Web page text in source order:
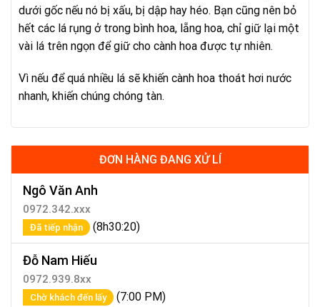
dưới gốc nếu nó bị xấu, bị dập hay héo. Bạn cũng nên bỏ
hết các lá rụng ở trong bình hoa, lẵng hoa, chỉ giữ lại một
vài lá trên ngọn để giữ cho cành hoa được tự nhiên.
Vì nếu để quá nhiều lá sẽ khiến cành hoa thoát hơi nước
nhanh, khiến chúng chóng tàn.
ĐƠN HÀNG ĐANG XỬ LÍ
Ngô Văn Anh
0972.342.xxx
Đã tiếp nhận (8h30:20)
Đỗ Nam Hiếu
0972.939.8xx
Chờ khách đến lấy (7:00 PM)